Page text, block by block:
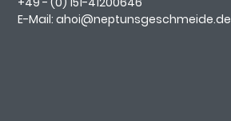
E-Mail:ahoi@neptunsgeschmeide.de